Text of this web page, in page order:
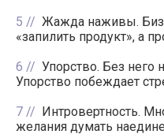
5
Жажда наживы.
«запилить продукт», а
6
Упорство. Без него
Упорство побеждает
7
Интровертность.
желания думать